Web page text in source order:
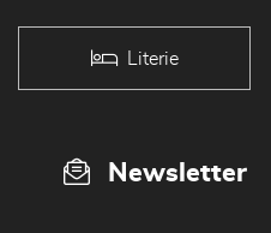
Literie
Newsletter